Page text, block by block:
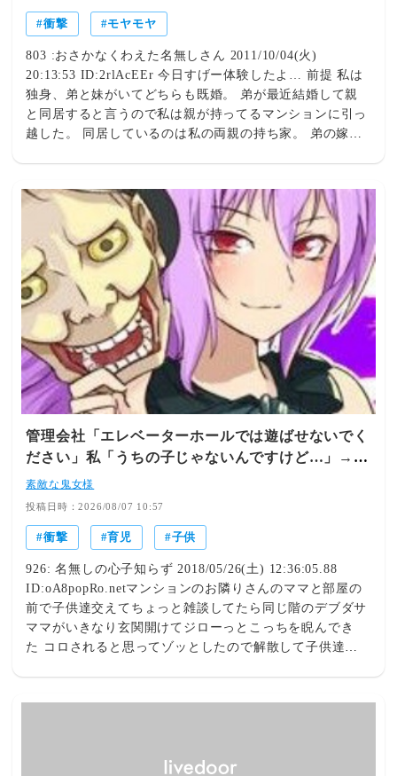
衝撃 モヤモヤ
803 :おさかなくわえた名無しさん 2011/10/04(火)
20:13:53 ID:2rlAcEEr 今日すげー体験したよ… 前提 私は
独身、弟と妹がいてどちらも既婚。 弟が最近結婚して親
と同居すると言うので私は親が持ってるマンションに引っ
越した。 同居しているのは私の両親の持ち家。 弟の嫁、
弟嫁が来た。アポなし。 仕事中だからと言ってインター
ホンを切ろうとしたが話があると食いさがられて一応部屋
に入れた。 打ち合わせなどで外部の人が来る事が多いの
で仕事道具とか趣味のものがある部屋は通常 施錠してい
るのだが、無駄に開けたがる弟嫁。 お茶をいれて話を聞
こうとリビングに行ったら、もう姿が無かった。 そして
玄関が閉まる音。 何事かと思って走って追いかけたけ
ど、なんだか気持ち悪くて途中で部屋に戻った。 玄関を
見渡すと、置き物が無くなってた。 アメジストの晶洞、
デカいやつ。木の台にくっつけてある30キロくらいの。
それと靴箱の上に飾っていたハーキマーダイヤモンドとか
その他水晶のルースとか小物とか結晶とか。 どう考えて
も弟嫁が持って帰ったとしか考えられないので実家に電話
したら、帰っていない。 つか妊娠後期にあんな重い物を
持って一体どこに行った？ はじめは笑っていた両親にな
ぜか私が弟嫁になにかしたんじゃないのかと責められて、
とりあえずは解放されたところ。 だがまだ弟嫁と連絡が
つかない。 なぜあんな重い物をいきなり持って走って逃
げたのか。 我が家の玄関の飾り物を全て持ち去る事に何
の意味があるのか。 なぜ私が悪いみたいに責められるの
か。 なんかいろいろ衝撃的だった。
管理会社「エレベーターホールでは遊ばせないでく
ださい」私「うちの子じゃないんですけど…」→ま
さかの展開になり…
素敵な鬼女様
投稿日時：2026/08/07 10:57
衝撃 育児 子供
926: 名無しの心子知らず 2018/05/26(土) 12:36:05.88
ID:oA8popRo.netマンションのお隣りさんのママと部屋の
前で子供達交えてちょっと雑談してたら同じ階のデブダサ
ママがいきなり玄関開けてジローっとこっちを睨んでき
た コロされると思ってゾッとしたので解散して子供達を
思ったけど そこの子もうちの子供と同じくらいの子供い